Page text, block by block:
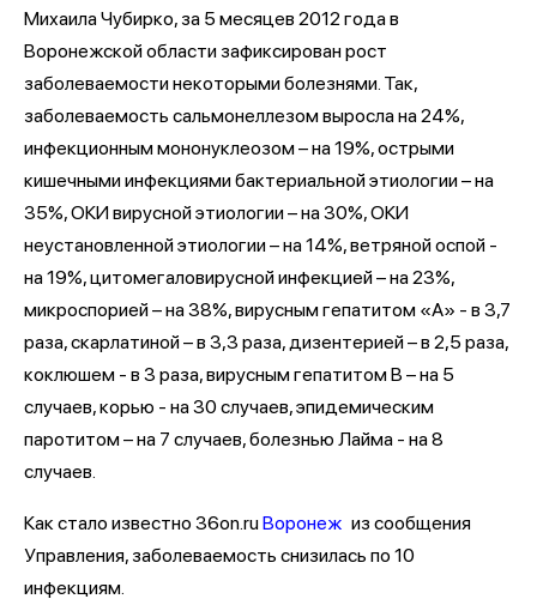
Михаила Чубирко, за 5 месяцев 2012 года в
Воронежской области зафиксирован рост
заболеваемости некоторыми болезнями. Так,
заболеваемость сальмонеллезом выросла на 24%,
инфекционным мононуклеозом – на 19%, острыми
кишечными инфекциями бактериальной этиологии – на
35%, ОКИ вирусной этиологии – на 30%, ОКИ
неустановленной этиологии – на 14%, ветряной оспой -
на 19%, цитомегаловирусной инфекцией – на 23%,
микроспорией – на 38%, вирусным гепатитом «А» - в 3,7
раза, скарлатиной – в 3,3 раза, дизентерией – в 2,5 раза,
коклюшем - в 3 раза, вирусным гепатитом В – на 5
случаев, корью - на 30 случаев, эпидемическим
паротитом – на 7 случаев, болезнью Лайма - на 8
случаев.
Как стало известно 36on.ruВоронеж из сообщения
Управления, заболеваемость снизилась по 10
инфекциям.